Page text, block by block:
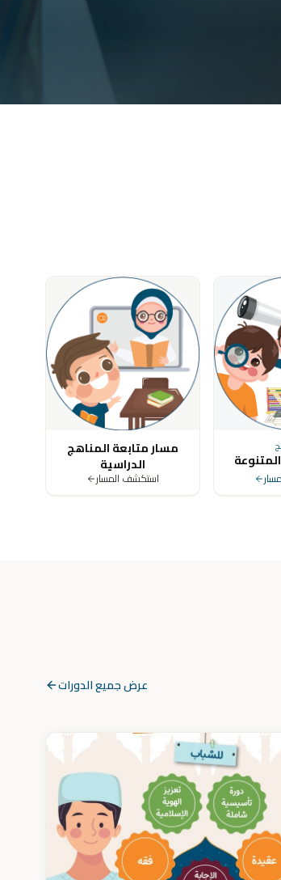
30+ specialist Syrian teachers. 2000+
Morocco, Algeria, Turkey,
مسار متابعة المناهج
الدراسية
استكشف المسار
عرض جميع الدورات